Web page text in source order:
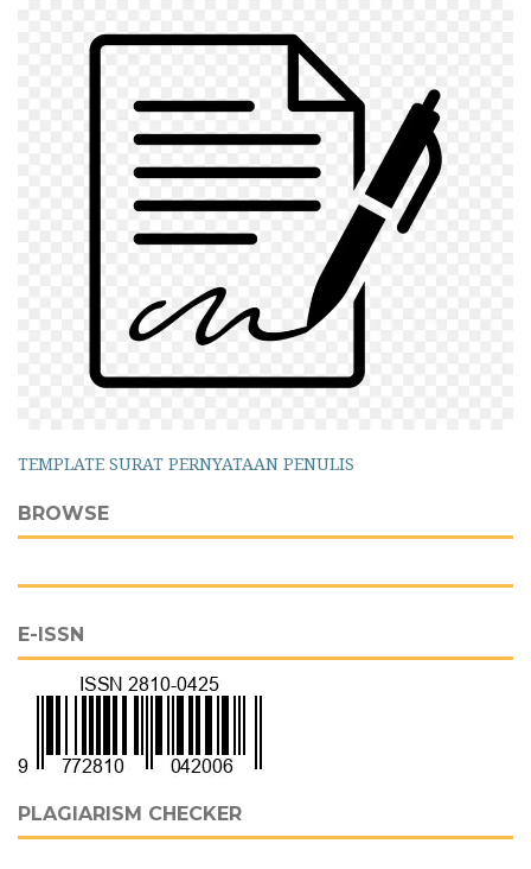
TEMPLATE SURAT PERNYATAAN PENULIS
BROWSE
E-ISSN
PLAGIARISM CHECKER